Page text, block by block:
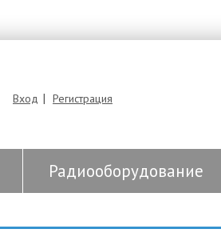
Вход | Регистрация
Радиооборудование